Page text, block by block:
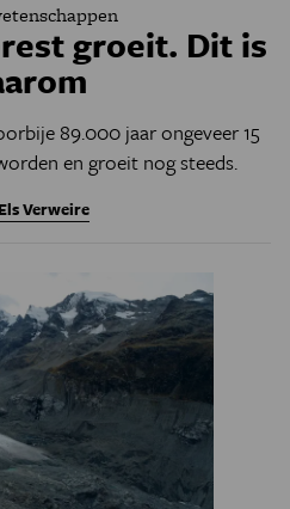
groeit. Dit is
89.000 jaar ongeveer 15
en groeit nog steeds.
Els Verweire